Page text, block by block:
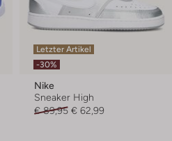
Letzter Artikel
-30%
Nike
Sneaker High
€ 89,95 € 62,99